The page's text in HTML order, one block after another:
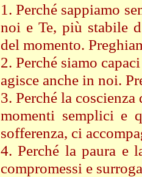
1. Perché sappiamo
noi e Te, più stabile
del momento.
2. Perché siamo
agisce anche in noi.
3. Perché la
momenti semplici e
sofferenza, ci
4. Perché la paura e
compromessi e